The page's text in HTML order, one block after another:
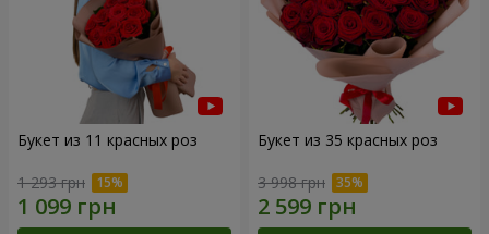
Букет из 11 красных роз
1 293 грн
Букет из 35 красных роз
3 998 грн